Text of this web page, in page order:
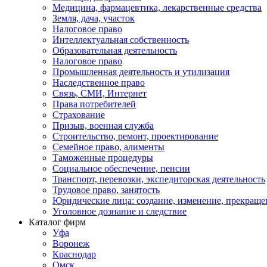
Медицина, фармацевтика, лекарственные средства
Земля, дача, участок
Налоговое право
Интеллектуальная собственность
Образовательная деятельность
Налоговое право
Промышленная деятельность и утилизация
Наследственное право
Связь, СМИ, Интернет
Права потребителей
Страхование
Призыв, военная служба
Строительство, ремонт, проектирование
Семейное право, алименты
Таможенные процедуры
Социальное обеспечение, пенсии
Транспорт, перевозки, экспедиторская деятельность
Трудовое право, занятость
Юридические лица: создание, изменение,
Уголовное дознание и следствие
Каталог фирм
Уфа
Воронеж
Краснодар
Омск